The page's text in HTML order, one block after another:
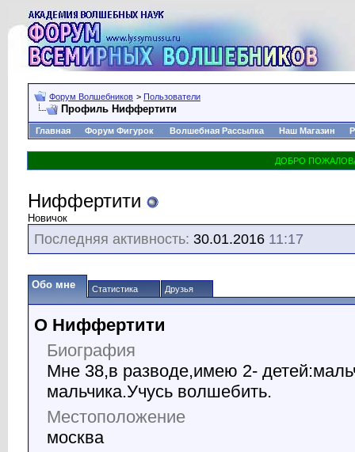
Форум Волшебников > Пользователи
Профиль Ниффертити
Главная Форум Фигурок Волшебная Рассылка Наш Магазин
Ниффертити
Новичок
Последняя активность: 30.01.2016 11:17
Обо мне Статистика Друзья
О Ниффертити
Биография
Мне 38,в разводе,имею 2-
мальчика.Учусь волшебить.
Местоположение
москва